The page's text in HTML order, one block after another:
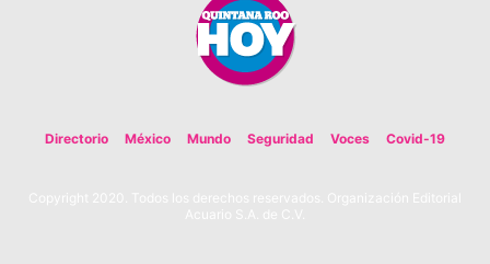
Directorio México Mundo Seguridad Voces Covid-19